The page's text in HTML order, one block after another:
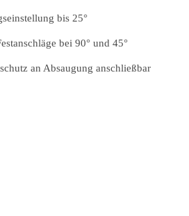
bis 25°
bei 90° und 45°
an Absaugung anschließbar